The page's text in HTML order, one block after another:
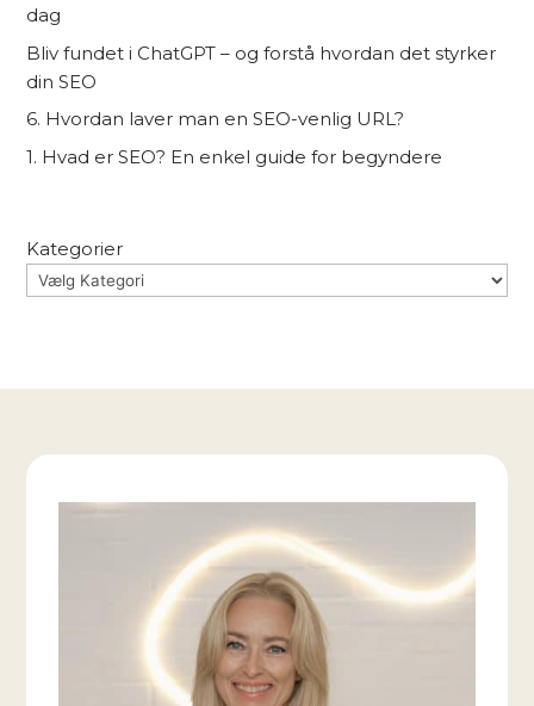
dag
Bliv fundet i ChatGPT – og forstå hvordan det styrker
din SEO
6. Hvordan laver man en SEO-venlig URL?
1. Hvad er SEO? En enkel guide for begyndere
Kategorier